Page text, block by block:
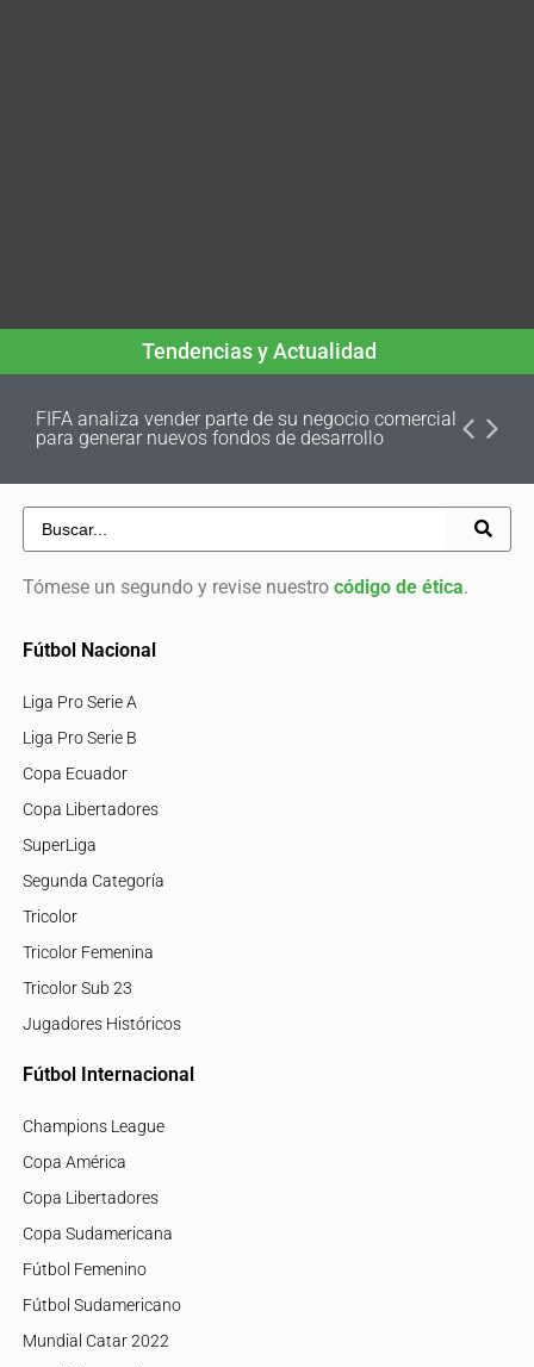
Tendencias y Actualidad
FIFA analiza vender parte de su negocio comercial
para generar nuevos fondos de desarrollo
Tómese un segundo y revise nuestro código de ética.
Fútbol Nacional
Liga Pro Serie A
Liga Pro Serie B
Copa Ecuador
Copa Libertadores
SuperLiga
Segunda Categoría
Tricolor
Tricolor Femenina
Tricolor Sub 23
Jugadores Históricos
Fútbol Internacional
Champions League
Copa América
Copa Libertadores
Copa Sudamericana
Fútbol Femenino
Fútbol Sudamericano
Mundial Catar 2022